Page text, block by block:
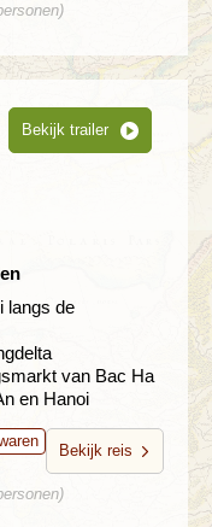
Bekijk trailer
langs de
van Bac Ha
en Hanoi
Bekijk reis